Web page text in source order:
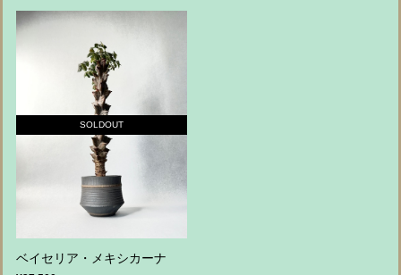
SOLDOUT
ベイセリア・メキシカーナ